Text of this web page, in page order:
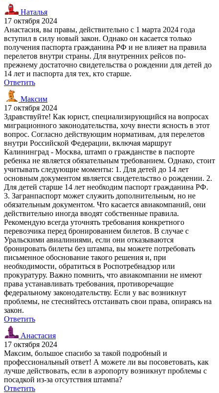
Наталья
17 октября 2024
Анастасия, вы правы, действительно с 1 марта 2024 года
вступил в силу новый закон. Однако он касается только
получения паспорта гражданина РФ и не влияет на правила
перелетов внутри страны. Для внутренних рейсов по-
прежнему достаточно свидетельства о рождении для детей до
14 лет и паспорта для тех, кто старше.
Ответить
Максим
17 октября 2024
Здравствуйте! Как юрист, специализирующийся на вопросах
миграционного законодательства, хочу внести ясность в этот
вопрос. Согласно действующим нормативам, для перелетов
внутри Российской Федерации, включая маршрут
Калининград - Москва, штамп о гражданстве в паспорте
ребенка не является обязательным требованием. Однако, стоит
учитывать следующие моменты: 1. Для детей до 14 лет
основным документом является свидетельство о рождении. 2.
Для детей старше 14 лет необходим паспорт гражданина РФ.
3. Загранпаспорт может служить дополнительным, но не
обязательным документом. Что касается авиакомпаний, они
действительно иногда вводят собственные правила.
Рекомендую всегда уточнять требования конкретного
перевозчика перед бронированием билетов. В случае с
Уральскими авиалиниями, если они отказываются
бронировать билеты без штампа, вы можете потребовать
письменное обоснование такого решения и, при
необходимости, обратиться в Роспотребнадзор или
прокуратуру. Важно помнить, что авиакомпании не имеют
права устанавливать требования, противоречащие
федеральному законодательству. Если у вас возникнут
проблемы, не стесняйтесь отстаивать свои права, опираясь на
закон.
Ответить
Анастасия
17 октября 2024
Максим, большое спасибо за такой подробный и
профессиональный ответ! А можете ли вы посоветовать, как
лучше действовать, если в аэропорту возникнут проблемы с
посадкой из-за отсутствия штампа?
Ответить